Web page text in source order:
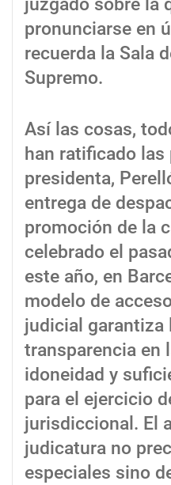
pronunciarse en
recuerda la Sala
Supremo.
Así las cosas,
han ratificado las
presidenta,
entrega de
promoción de la
celebrado el
este año, en
modelo de
judicial garantiza
transparencia en
idoneidad y
para el ejercicio
jurisdiccional. El
judicatura no
especiales sino